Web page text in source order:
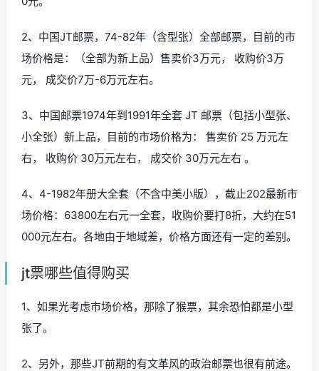
2、中国JT邮票，74-82年（含型张）全部邮票，目前的市
场价格是：（全部为新上品）售卖价3万元， 收购价3万
元， 成交价7万-6万元左右。
3、中国邮票1974年到1991年全套 JT 邮票（包括小型张、
小全张）新上品，目前的市场价格为： 售卖价 25 万元左
右， 收购价 30万元左右， 成交价 30万元左右 。
4、4-1982年册大全套（不含中美小版），截止202最新市
场价格：63800左右元一全套，收购价要打8折，大约在51
000元左右。各地由于地域差，价格方面还有一定的差别。
jt票哪些值得购买
1、如果光考虑市场价格，那除了猴票，其余恐怕都是小型
张了。
2、另外，那些JT前期的有文革风的政治邮票也很有前途。